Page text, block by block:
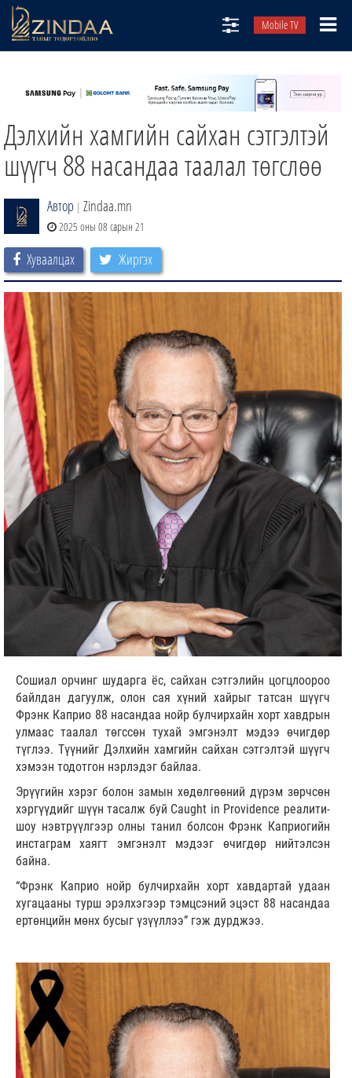
Mobile TV
ТВ8
ӨГЛӨӨНИЙ СОНИН
АУДИО ЗОХИОЛ
ЗИНДАА СЭТГҮҮЛ
Дэлхийн хамгийн сайхан сэтгэлтэй
шүүгч 88 насандаа таалал төгслөө
Автор | Zindaa.mn
2025 оны 08 сарын 21
Хуваалцах Жиргэх
Сошиал орчинг шударга ёс, сайхан сэтгэлийн цогцлоороо
байлдан дагуулж, олон сая хүний хайрыг татсан шүүгч
Фрэнк Каприо 88 насандаа нойр булчирхайн хорт хавдрын
улмаас таалал төгссөн тухай эмгэнэлт мэдээ өчигдөр
түглээ. Түүнийг Дэлхийн хамгийн сайхан сэтгэлтэй шүүгч
хэмээн тодотгон нэрлэдэг байлаа.
Эрүүгийн хэрэг болон замын хөдөлгөөний дүрэм зөрчсөн
хэргүүдийг шүүн тасалж буй Caught in Providence реалити-
шоу нэвтрүүлгээр олны танил болсон Фрэнк Каприогийн
инстаграм хаягт эмгэнэлт мэдээг өчигдөр нийтэлсэн
байна.
“Фрэнк Каприо нойр булчирхайн хорт хавдартай удаан
хугацааны турш эрэлхэгээр тэмцсэний эцэст 88 насандаа
ертөнцийн мөнх бусыг үзүүллээ” гэж дурджээ.